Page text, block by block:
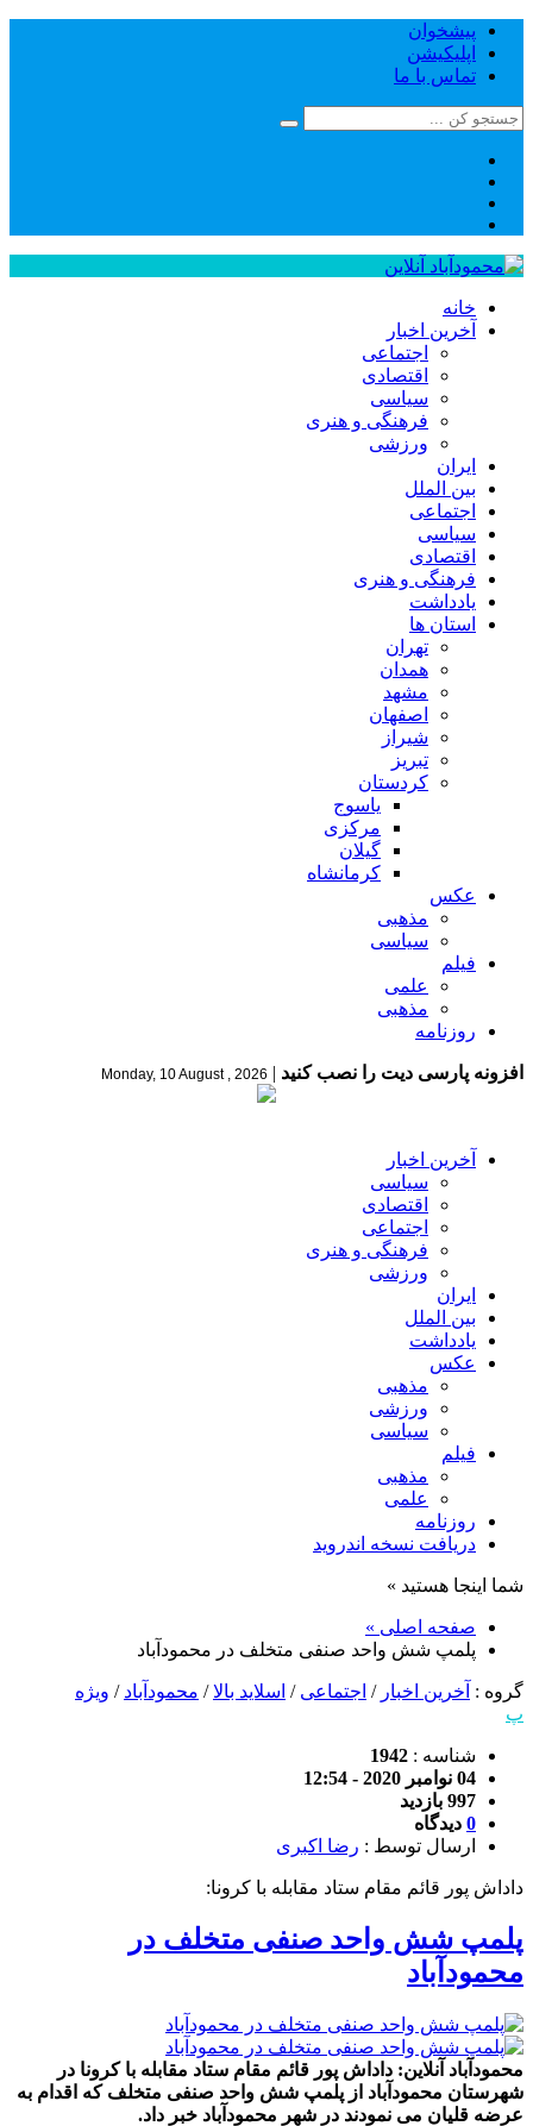
پیشخوان
اپلیکیشن
تماس با ما
خانه
آخرین اخبار
اجتماعی
اقتصادی
سیاسی
فرهنگی و هنری
ورزشی
ایران
بین الملل
اجتماعی
سیاسی
اقتصادی
فرهنگی و هنری
یادداشت
استان ها
تهران
همدان
مشهد
اصفهان
شیراز
تبریز
کردستان
یاسوج
مرکزی
گیلان
کرمانشاه
عکس
مذهبی
سیاسی
فیلم
علمی
مذهبی
روزنامه
افزونه پارسی دیت را نصب کنید |
Monday, 10 August , 2026
آخرین اخبار
سیاسی
اقتصادی
اجتماعی
فرهنگی و هنری
ورزشی
ایران
بین الملل
یادداشت
عکس
مذهبی
ورزشی
سیاسی
فیلم
مذهبی
علمی
روزنامه
دریافت نسخه اندروید
شما اینجا هستید »
صفحه اصلی »
پلمپ شش واحد صنفی متخلف در محمودآباد
گروه : آخرین اخبار / اجتماعی / اسلاید بالا/ محمودآباد / ویژه
پ
شناسه : 1942
04 نوامبر 2020 - 12:54
997 بازدید
0 دیدگاه
ارسال توسط : رضا اکبری
داداش پور قائم مقام ستاد مقابله با کرونا:
پلمپ شش واحد صنفی متخلف در
محمودآباد
محمودآباد آنلاین: داداش پور قائم مقام ستاد مقابله با کرونا در
شهرستان محمودآباد از پلمپ شش واحد صنفی متخلف که اقدام به
عرضه قلیان می نمودند در شهر محمودآباد خبر داد.